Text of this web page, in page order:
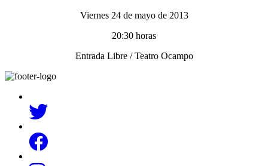
Viernes 24 de mayo de 2013
20:30 horas
Entrada Libre / Teatro Ocampo